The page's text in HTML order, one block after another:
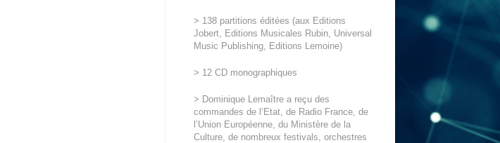
> 138 partitions éditées (aux Editions
Jobert, Editions Musicales Rubin, Universal
Music Publishing, Editions Lemoine)
> 12 CD monographiques
> Dominique Lemaître a reçu des
commandes de l’Etat, de Radio France, de
l’Union Européenne, du Ministère de la
Culture, de nombreux festivals, orchestres